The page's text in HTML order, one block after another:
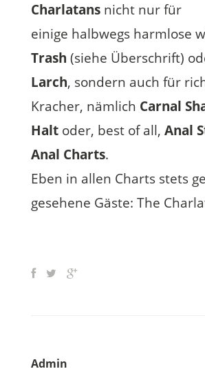
Charlatansnicht nur für
einige halbwegs harmlose
Trash (siehe Überschrift)
Larch, sondern auch für
Kracher, nämlich Carnal
Haltoder, best of all, Anal
Anal Charts.
Eben in allen Charts stets
gesehene Gäste: The
Admin